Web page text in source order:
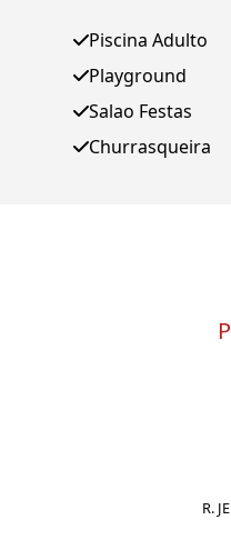
Piscina Adulto
Playground
Salao Festas
Churrasqueira
R.